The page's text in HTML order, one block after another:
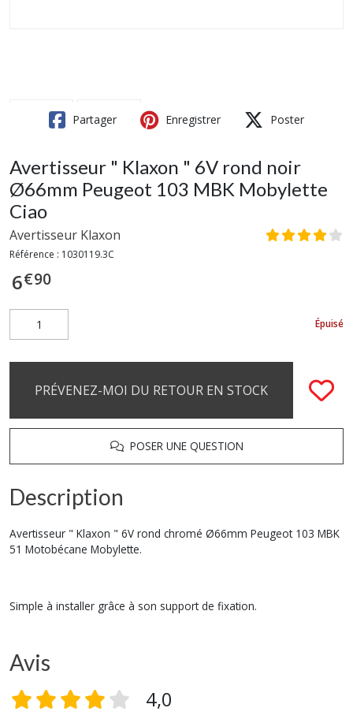
Partager Enregistrer Poster
Avertisseur " Klaxon " 6V rond noir
Ø66mm Peugeot 103 MBK Mobylette
Ciao
Avertisseur Klaxon
Référence : 1030119.3C
6€90
Épuisé
PRÉVENEZ-MOI DU RETOUR EN STOCK
POSER UNE QUESTION
Description
Avertisseur " Klaxon " 6V rond chromé Ø66mm Peugeot 103 MBK
51 Motobécane Mobylette.
Simple à installer grâce à son support de fixation.
Avis
4,0